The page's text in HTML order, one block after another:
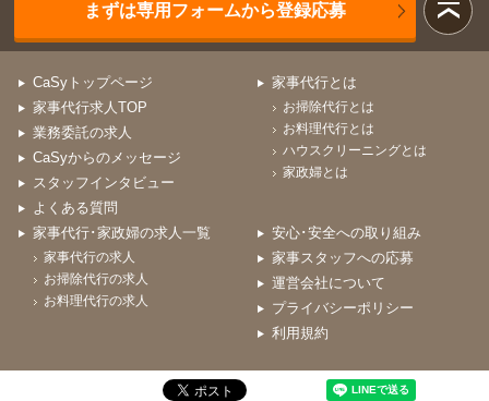
まずは専用フォームから登録応募
CaSyトップページ
家事代行求人TOP
業務委託の求人
CaSyからのメッセージ
スタッフインタビュー
よくある質問
家事代行とは
お掃除代行とは
お料理代行とは
ハウスクリーニングとは
家政婦とは
家事代行･家政婦の求人一覧
家事代行の求人
お掃除代行の求人
お料理代行の求人
安心･安全への取り組み
家事スタッフへの応募
運営会社について
プライバシーポリシー
利用規約